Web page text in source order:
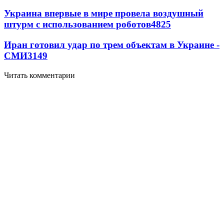
Украина впервые в мире провела воздушный
штурм с использованием роботов4825
Иран готовил удар по трем объектам в Украине -
СМИ3149
Читать комментарии